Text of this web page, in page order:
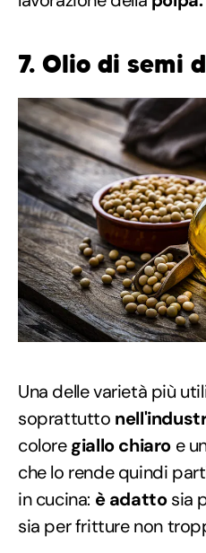
7. Olio di semi
Una delle varietà più
soprattutto
coloregiallo chiaro e
che lo rende quindi
in cucina: è adattosia
sia per fritture non